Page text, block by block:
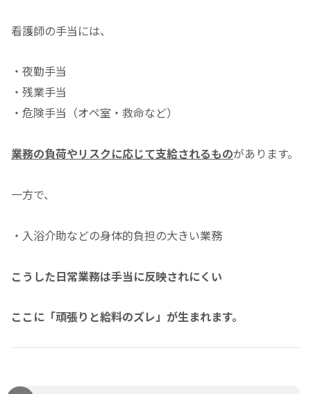
看護師の手当には、
・夜勤手当
・残業手当
・危険手当（オペ室・救命など）
業務の負荷やリスクに応じて支給されるものがあります。
一方で、
・入浴介助などの身体的負担の大きい業務
こうした日常業務は手当に反映されにくい
ここに「頑張りと給料のズレ」が生まれます。